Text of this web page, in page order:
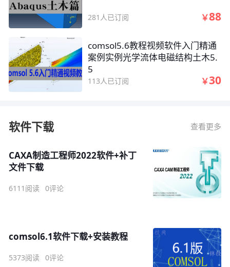
281人已订阅 ￥88
comsol5.6教程视频软件入门精通
案例实例光学流体电磁结构土木5.
5
113人已订阅 ￥30
软件下载 查看更多
CAXA制造工程师2022软件+补丁
文件下载
6111阅读 0评论
comsol6.1软件下载+安装教程
5373阅读 0评论